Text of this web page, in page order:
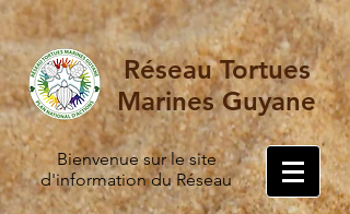
Réseau Tortues
Marines Guyane
Bienvenue sur le site
d'information du Réseau